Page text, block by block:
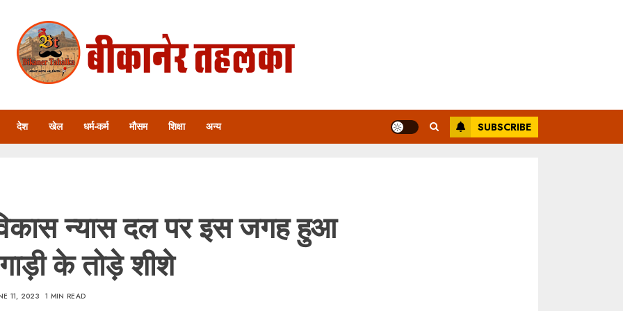
देश खेल धर्म-कर्म मौसम शिक्षा अन्य SUBSCRIBE
न्यास दल पर इस जगह हुआ
के तोड़े शीशे
11, 2023 1 MIN READ